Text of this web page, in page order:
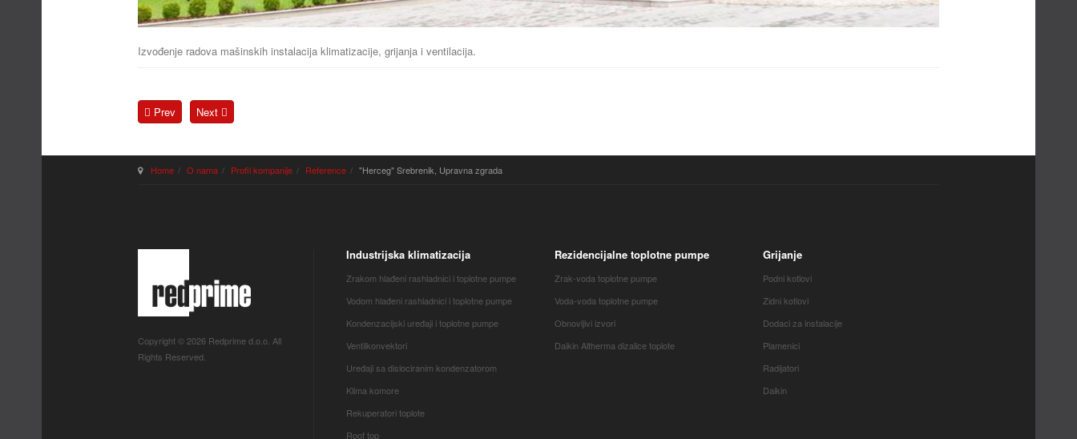
Izvođenje radova mašinskih instalacija klimatizacije, grijanja i ventilacija.
Prev Next
Home O nama Profil kompanije Reference "Herceg" Srebrenik, Upravna zgrada
Copyright © 2026 Redprime d.o.o. All
Rights Reserved.
Industrijska klimatizacija
Zrakom hlađeni rashladnici i toplotne pumpe
Vodom hlađeni rashladnici i toplotne pumpe
Kondenzacijski uređaji i toplotne pumpe
Ventilkonvektori
Uređaji sa dislociranim kondenzatorom
Klima komore
Rekuperatori toplote
Roof top
Rezidencijalne toplotne pumpe
Zrak-voda toplotne pumpe
Voda-voda toplotne pumpe
Obnovljivi izvori
Daikin Altherma dizalice toplote
Grijanje
Podni kotlovi
Zidni kotlovi
Dodaci za instalacije
Plamenici
Radijatori
Daikin